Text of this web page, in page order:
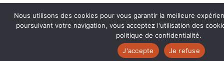
Nous utilisons des cookies pour vous garantir la meilleure
poursuivant votre navigation, vous acceptez l'utilisation des
politique de confidentialité.
J'accepte
Je refuse